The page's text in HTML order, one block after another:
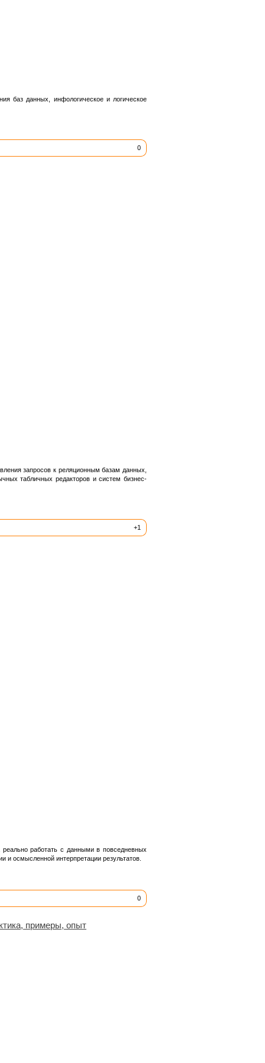
баз данных, инфологическое и логическое
0
запросов к реляционным базам данных,
табличных редакторов и систем бизнес-
+1
работать с данными в повседневных
осмысленной интерпретации результатов.
0
примеры, опыт